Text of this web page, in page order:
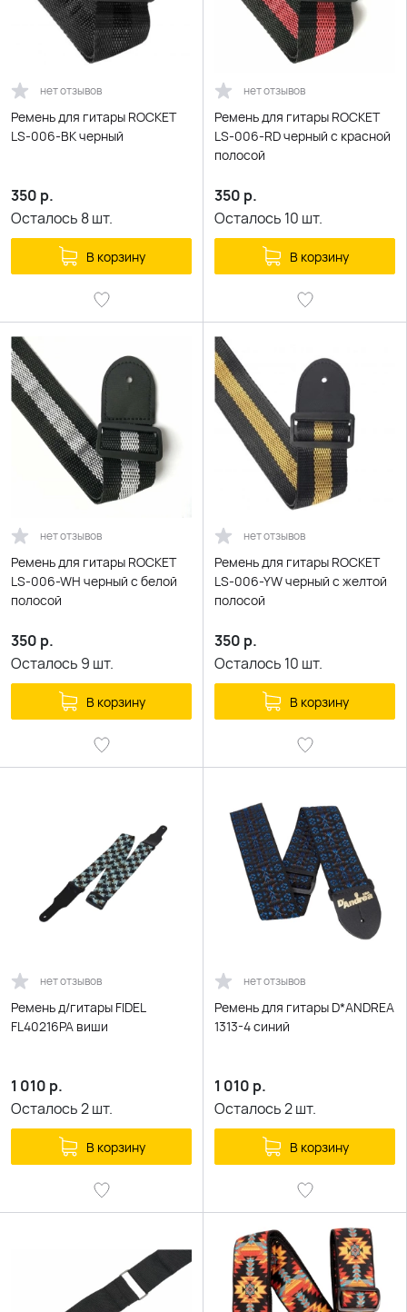
нет отзывов
Ремень для гитары ROCKET
LS-006-BK черный
350 р.
Осталось 8шт.
В корзину
нет отзывов
Ремень для гитары ROCKET
LS-006-RD черный с красной
полосой
350 р.
Осталось 10 шт.
В корзину
нет отзывов
Ремень для гитары ROCKET
LS-006-WH черный с белой
полосой
350 р.
Осталось 9 шт.
В корзину
нет отзывов
Ремень для гитары ROCKET
LS-006-YW черный с желтой
полосой
350 р.
Осталось 10 шт.
В корзину
нет отзывов
Ремень д/гитары FIDEL
FL40216PA виши
1 010 р.
Осталось2шт.
В корзину
нет отзывов
Ремень для гитары D*ANDREA
1313-4 синий
1 010 р.
Осталось2шт.
В корзину